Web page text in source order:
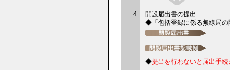
開設届出書の提出
◆「包括登録に係る無線局の
◆提出を行わないと届出手続